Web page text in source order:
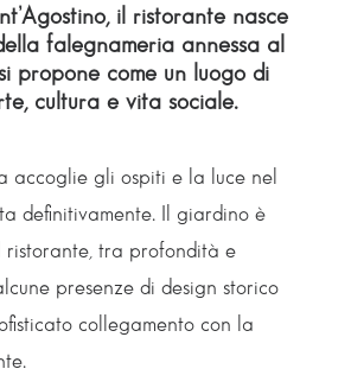
il ristorante nasce
falegnameria annessa al
propone come un luogo di
cultura e vita sociale.
accoglie gli ospiti e la luce nel
definitivamente. Il giardino è
ristorante, tra profondità e
presenze di design storico
collegamento con la